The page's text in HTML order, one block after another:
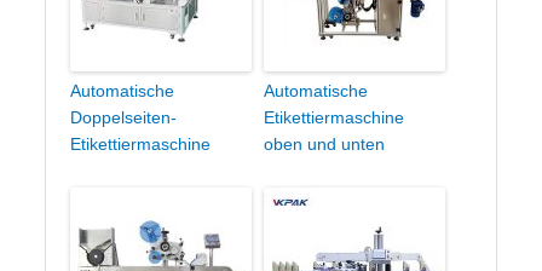
Automatische
Doppelseiten-
Etikettiermaschine
Automatische
Etikettiermaschine
oben und unten